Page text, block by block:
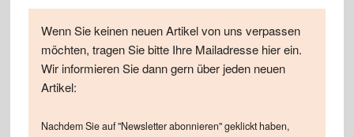
Wenn Sie keinen neuen Artikel von uns verpassen
möchten, tragen Sie bitte Ihre Mailadresse hier ein.
Wir informieren Sie dann gern über jeden neuen
Artikel:
Nachdem Sie auf "Newsletter abonnieren" geklickt haben,